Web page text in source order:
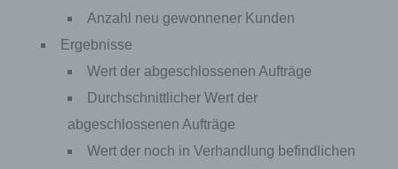
Anzahl neu gewonnener Kunden
Ergebnisse
Wert der abgeschlossenen Aufträge
Durchschnittlicher Wert der
abgeschlossenen Aufträge
Wert der noch in Verhandlung befindlichen
Einwilligung ist jede von der betroffenen Person
freiwillig für den bestimmten Fall in informierter
Weise und unmissverständlich abgegebene
Willensbekundung in Form einer Erklärung oder